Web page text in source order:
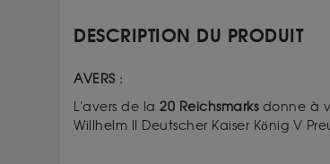
DESCRIPTION DU PRODUIT
AVERS :
L'avers de la 20 Reichsmarksdonne à
Willhelm II Deutscher Kaiser König V